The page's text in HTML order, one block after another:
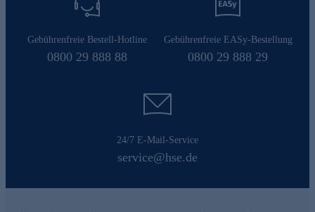
Gebührenfreie Bestell-Hotline
0800 29 888 88
Gebührenfreie EASy-Bestellung
0800 29 888 29
24/7 E-Mail-Service
service@hse.de